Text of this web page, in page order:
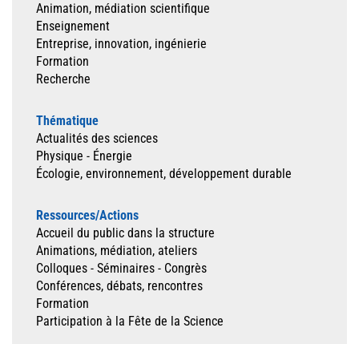
Animation, médiation scientifique
Enseignement
Entreprise, innovation, ingénierie
Formation
Recherche
Thématique
Actualités des sciences
Physique - Énergie
Écologie, environnement, développement durable
Ressources/Actions
Accueil du public dans la structure
Animations, médiation, ateliers
Colloques - Séminaires - Congrès
Conférences, débats, rencontres
Formation
Participation à la Fête de la Science